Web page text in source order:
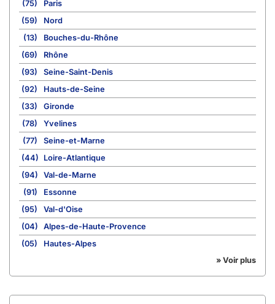
(75)
Paris
(59)
Nord
(13)
Bouches-du-Rhône
(69)
Rhône
(93)
Seine-Saint-Denis
(92)
Hauts-de-Seine
(33)
Gironde
(78)
Yvelines
(77)
Seine-et-Marne
(44)
Loire-Atlantique
(94)
Val-de-Marne
(91)
Essonne
(95)
Val-d'Oise
(04)
Alpes-de-Haute-Provence
(05)
Hautes-Alpes
» Voir plus